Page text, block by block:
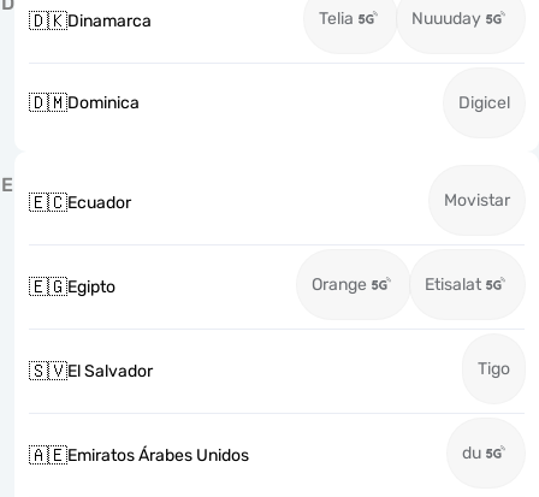
🇩🇰Dinamarca Telia Nuuuday
🇩🇲Dominica Digicel
E
🇪🇨Ecuador Movistar
🇪🇬Egipto Orange Etisalat
🇸🇻El Salvador Tigo
🇦🇪Emiratos Árabes Unidos du